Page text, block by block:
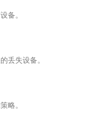
备。
丢失设备。
略。